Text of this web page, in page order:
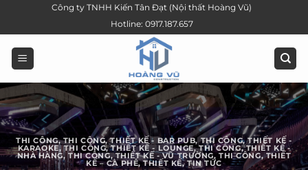
dung
Công ty TNHH Kiến Tân Đạt (Nội thất Hoàng Vũ)
Hotline: 0917.187.657
THI CÔNG,THI CÔNG, THIẾT KẾ - BAR PUB,THI CÔNG, THIẾT KẾ -
KARAOKE,THI CÔNG, THIẾT KẾ - LOUNGE,THI CÔNG, THIẾT KẾ -
NHÀ HÀNG,THI CÔNG, THIẾT KẾ - VŨ TRƯỜNG,THI CÔNG, THIẾT
KẾ – CÀ PHÊ,THIẾT KẾ,TIN TỨC